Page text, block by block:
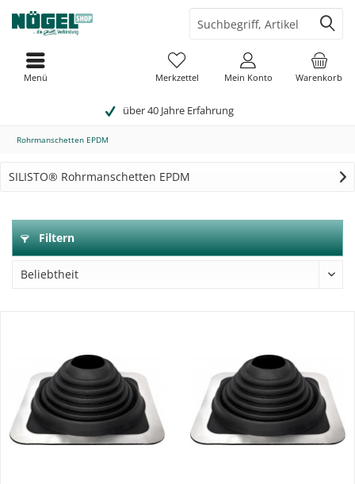
über 40 Jahre Erfahrung
Warenkorb
Merkzettel Mein Konto
Menü
Rohrmanschetten EPDM
SILISTO® Rohrmanschetten EPDM
Filtern